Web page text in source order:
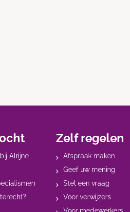
Alrijne
Zelf regelen
Afspraak maken
Geef uw mening
Stel een vraag
Voor verwijzers